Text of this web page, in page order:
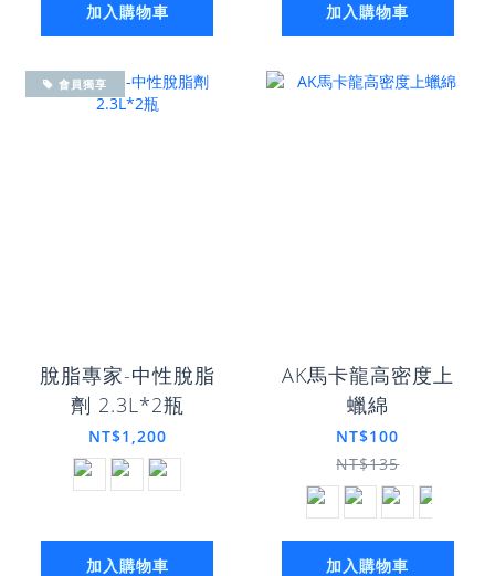
加入購物車 加入購物車
會員獨享
脫脂專家-中性脫脂
劑 2.3L*2瓶
NT$1,200
加入購物車
AK馬卡龍高密度上
蠟綿
NT$100
NT$135
加入購物車